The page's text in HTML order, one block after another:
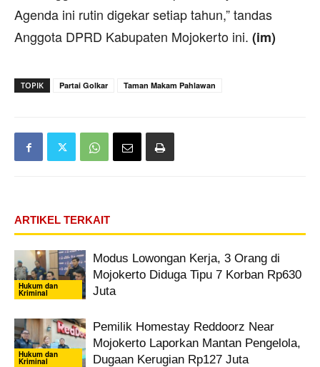
Agenda ini rutin digekar setiap tahun,” tandas
Anggota DPRD Kabupaten Mojokerto ini. (im)
TOPIK Partai Golkar Taman Makam Pahlawan
ARTIKEL TERKAIT
Hukum dan
Kriminal
Modus Lowongan Kerja, 3 Orang di
Mojokerto Diduga Tipu 7 Korban Rp630
Juta
Hukum dan
Kriminal
Pemilik Homestay Reddoorz Near
Mojokerto Laporkan Mantan Pengelola,
Dugaan Kerugian Rp127 Juta